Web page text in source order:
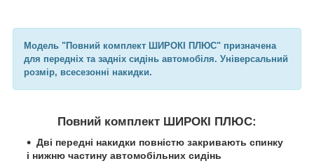
Модель "Повний комплект ШИРОКІ ПЛЮС" призначена
для передніх та задніх сидінь автомобіля. Універсальний
розмір, всесезонні накидки.
Повний комплект ШИРОКІ ПЛЮС:
Дві передні накидки повністю закривають спинку
і нижню частину автомобільних сидінь